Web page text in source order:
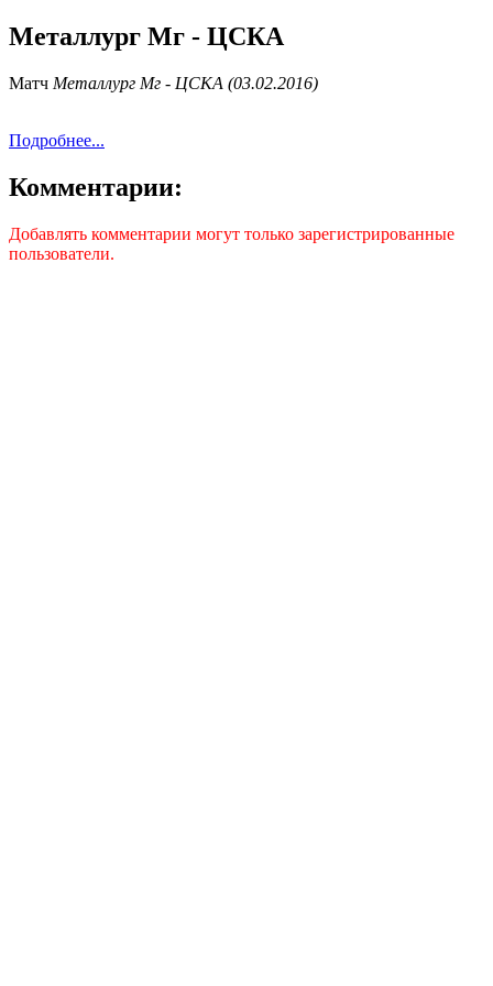
Металлург Мг - ЦСКА
Матч Металлург Мг - ЦСКА (03.02.2016)
Подробнее...
Комментарии:
Добавлять комментарии могут только зарегистрированные
пользователи.